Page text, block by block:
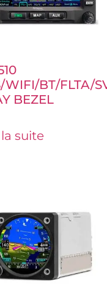
WIFI/BT/FLTA/
BEZEL
suite